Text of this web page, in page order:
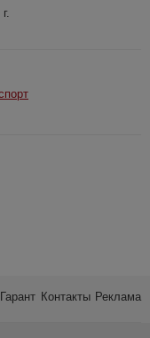
Гарант Контакты Реклама